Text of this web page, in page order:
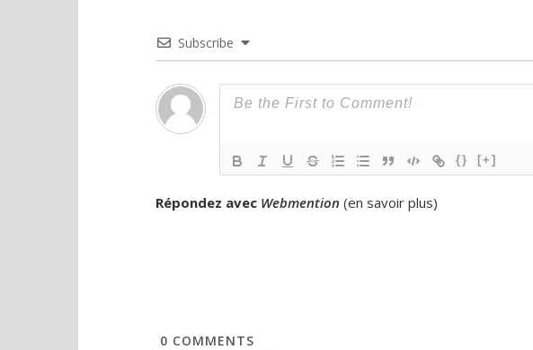
Subscribe
{} [+]
Répondez avec Webmention (en savoir plus)
0 COMMENTS